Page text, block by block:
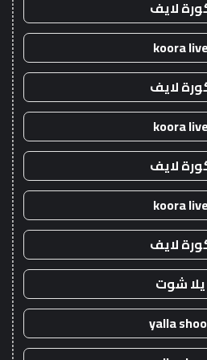
لايف
koora
لايف
koora
لايف
koora
لايف
يلا شوت
yalla